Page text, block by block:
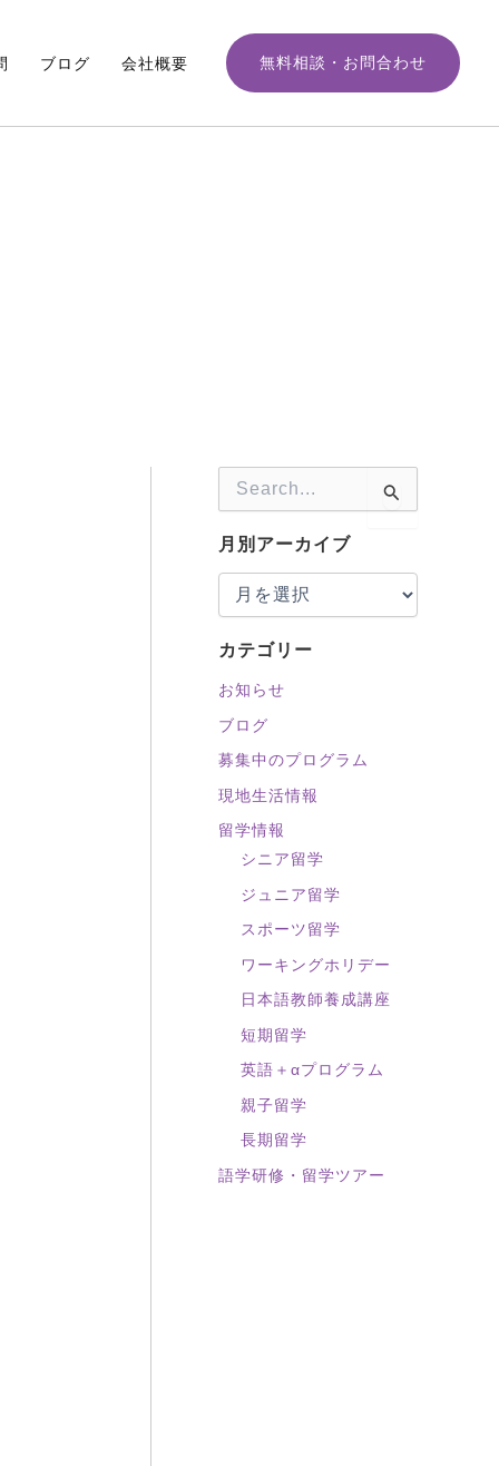
ブログ 会社概要 無料相談・お問合わせ
索
対
象
:
月別アーカイブ
ア
ー
カテゴリー
お知らせ
ブログ
募集中のプログラム
現地生活情報
留学情報
シニア留学
ジュニア留学
スポーツ留学
ワーキングホリデー
日本語教師養成講座
短期留学
英語＋αプログラム
親子留学
長期留学
語学研修・留学ツアー